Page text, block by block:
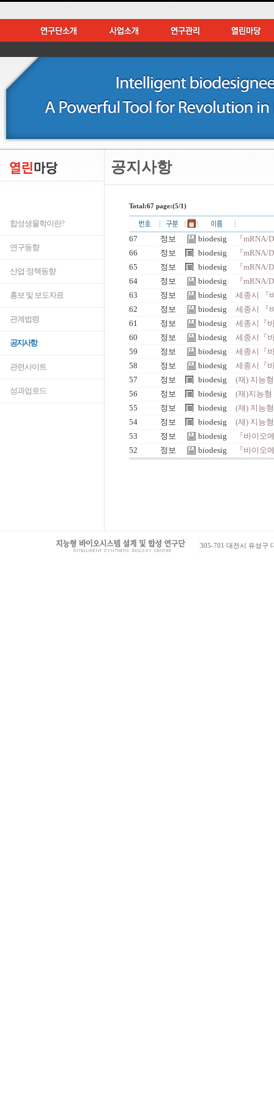
합성생물학이란?
연구동향
산업·정책동향
홍보 및 보도자료
관계법령
공지사항
관련사이트
성과업로드
공지사항
Total:67 page:(5/1)
67 정보 biodesig
『
66
정보 biodesig
『
65
정보 biodesig
『
64
정보 biodesig
『mRNA/
63
정보 biodesig
세종시 『
62
정보 biodesig
세종시 『
61
정보 biodesig
세종시『
60
정보 biodesig
세종시『
59
정보 biodesig
세종시『
58
정보 biodesig
세종시『
57
정보 biodesig
(재) 지능
56
정보 biodesig
(재)지능형
55
정보 biodesig
(재) 지능
54
정보 biodesig
(재) 지능
53
정보 biodesig
『바이오
52
정보 biodesig 『바이오
305-701 대전시 유성구